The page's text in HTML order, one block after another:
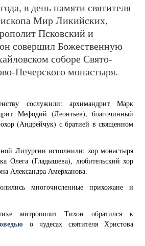
в день памяти святителя
Мир Ликийских,
Псковский и
совершил Божественную
соборе Свято-
Печерского монастыря.
сослужили: архимандрит Марк
Мефодий (Леонтьев), благочинный
(Андрейчук) с братией в священном
Литургии исполнили: хор монастыря
Олега (Гладышева), любительский хор
Александра Амерханова.
многочисленные прихожане и
митрополит Тихон обратился к
о чудесах святителя Христова